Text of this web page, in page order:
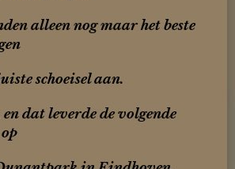
alleen nog maar het beste
schoeisel aan.
dat leverde de volgende